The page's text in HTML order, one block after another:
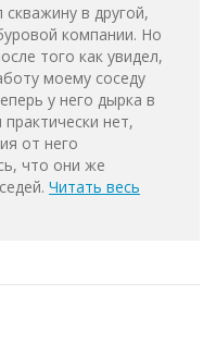
в другой,
компании. Но
того как увидел,
моему соседу
у него дырка в
нет,
от него
что они же
Читать весь